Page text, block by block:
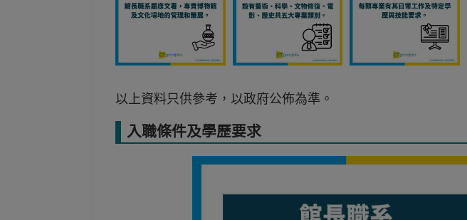
以上資料只供參考，以政府公佈為準。
入職條件及學歷要求